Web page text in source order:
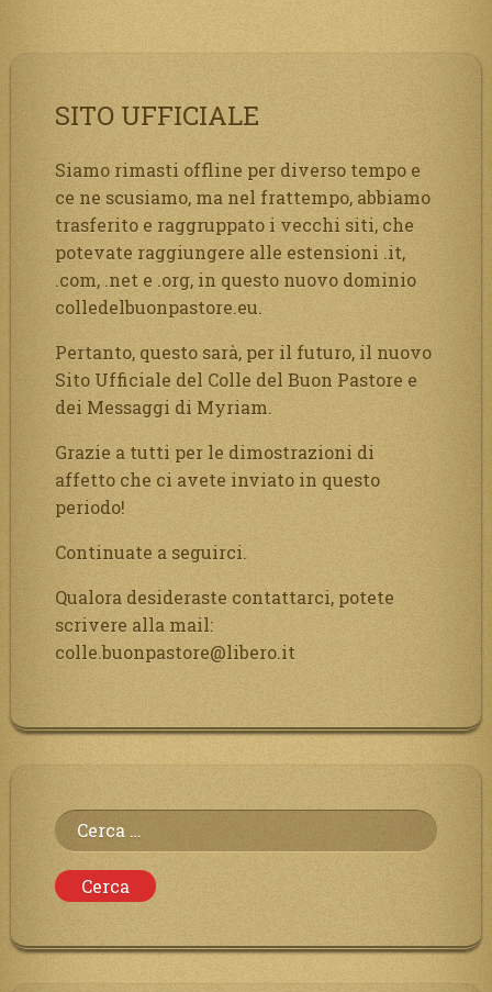
SITO UFFICIALE
Siamo rimasti offline per diverso tempo e
ce ne scusiamo, ma nel frattempo, abbiamo
trasferito e raggruppato i vecchi siti, che
potevate raggiungere alle estensioni .it,
.com, .net e .org, in questo nuovo dominio
colledelbuonpastore.eu.
Pertanto, questo sarà, per il futuro, il nuovo
Sito Ufficiale del Colle del Buon Pastore e
dei Messaggi di Myriam.
Grazie a tutti per le dimostrazioni di
affetto che ci avete inviato in questo
periodo!
Continuate a seguirci.
Qualora desideraste contattarci, potete
scrivere alla mail:
colle.buonpastore@libero.it
Ricerca
per: